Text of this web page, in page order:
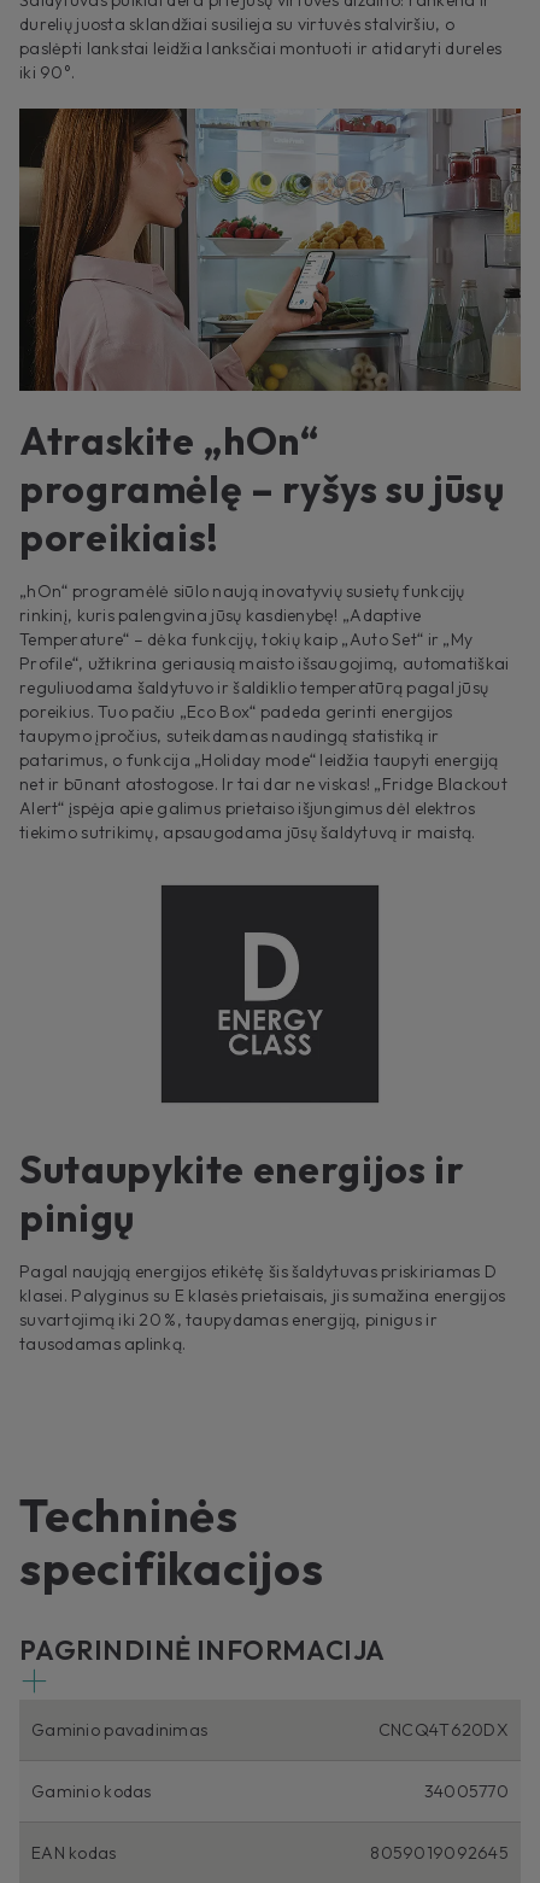
durelių juosta sklandžiai susilieja su virtuvės stalviršiu, o
paslėpti lankstai leidžia lanksčiai montuoti ir atidaryti dureles
iki 90°.
Atraskite „hOn“
programėlę – ryšys su jūsų
poreikiais!
„hOn“ programėlė siūlo naują inovatyvių susietų funkcijų
rinkinį, kuris palengvina jūsų kasdienybę! „Adaptive
Temperature“ – dėka funkcijų, tokių kaip „Auto Set“ ir „My
Profile“, užtikrina geriausią maisto išsaugojimą, automatiškai
reguliuodama šaldytuvo ir šaldiklio temperatūrą pagal jūsų
poreikius. Tuo pačiu „Eco Box“ padeda gerinti energijos
taupymo įpročius, suteikdamas naudingą statistiką ir
patarimus, o funkcija „Holiday mode“ leidžia taupyti energiją
net ir būnant atostogose. Ir tai dar ne viskas! „Fridge Blackout
Alert“ įspėja apie galimus prietaiso išjungimus dėl elektros
tiekimo sutrikimų, apsaugodama jūsų šaldytuvą ir maistą.
Sutaupykite energijos ir
pinigų
Pagal naująją energijos etikėtę šis šaldytuvas priskiriamas D
klasei. Palyginus su E klasės prietaisais, jis sumažina energijos
suvartojimą iki 20 %, taupydamas energiją, pinigus ir
tausodamas aplinką.
Techninės
specifikacijos
PAGRINDINĖ INFORMACIJA
Gaminio pavadinimas CNCQ4T620DX
Gaminio kodas 34005770
EAN kodas 8059019092645